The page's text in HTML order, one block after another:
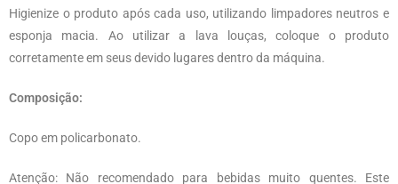
Higienize o produto após cada uso, utilizando limpadores neutros e
esponja macia. Ao utilizar a lava louças, coloque o produto
corretamente em seus devido lugares dentro da máquina.
Composição:
Copo em policarbonato.
Atenção: Não recomendado para bebidas muito quentes. Este